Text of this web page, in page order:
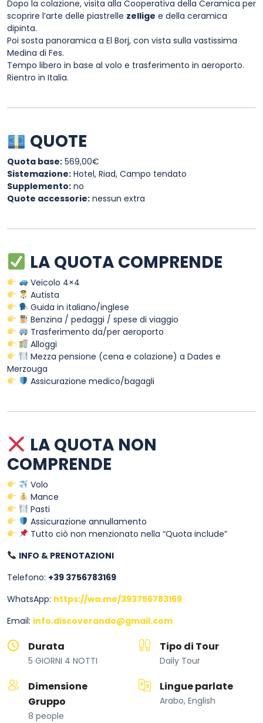
Dopo la colazione, visita alla Cooperativa della Ceramica per
scoprire l’arte delle piastrelle zellige e della ceramica
dipinta.
Poi sosta panoramica a El Borj, con vista sulla vastissima
Medina di Fes.
Tempo libero in base al volo e trasferimento in aeroporto.
Rientro in Italia.
QUOTE
Quota base: 569,00€
Sistemazione: Hotel, Riad, Campo tendato
Supplemento: no
Quote accessorie: nessun extra
LA QUOTA COMPRENDE
Veicolo 4×4
Autista
Guida in italiano/inglese
Benzina / pedaggi / spese di viaggio
Trasferimento da/per aeroporto
Alloggi
Mezza pensione (cena e colazione) a Dades e
Merzouga
Assicurazione medico/bagagli
LA QUOTA NON
COMPRENDE
Volo
Mance
Pasti
Assicurazione annullamento
Tutto ciò non menzionato nella “Quota include”
INFO & PRENOTAZIONI
Telefono: +39 3756783169
WhatsApp: https://wa.me/393756783169
Email: info.discoverando@gmail.com
Durata
5 GIORNI 4 NOTTI
Tipo di Tour
Daily Tour
Dimensione
Gruppo
8 people
Lingue parlate
Arabo, English